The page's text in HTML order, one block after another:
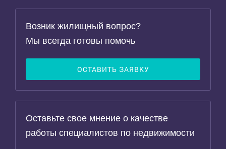
Возник жилищный вопрос?
Мы всегда готовы помочь
ОСТАВИТЬ ЗАЯВКУ
Оставьте свое мнение о качестве
работы специалистов по недвижимости